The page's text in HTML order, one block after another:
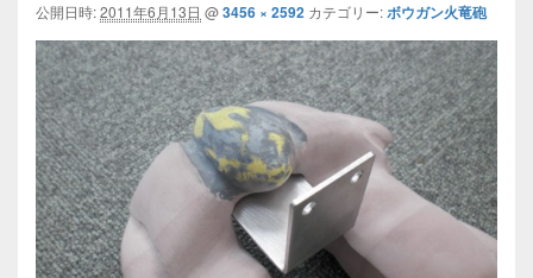
ビ
ゲ
ー
シ
ョ
ン
公開日時:2011年6月13日 @3456 × 2592 カテゴリー:ボウガン火竜砲